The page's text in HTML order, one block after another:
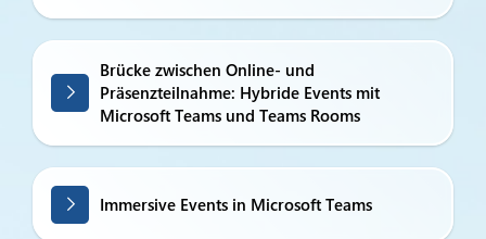
Brücke zwischen Online- und
Präsenzteilnahme: Hybride Events mit
Microsoft Teams und Teams Rooms
Immersive Events in Microsoft Teams